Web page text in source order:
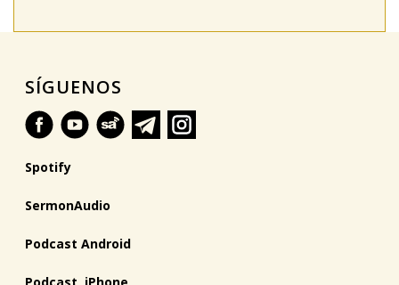
SÍGUENOS
Spotify
SermonAudio
Podcast Android